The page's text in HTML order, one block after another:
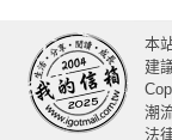
本
建
潮
法